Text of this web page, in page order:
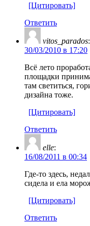
[Цитировать]
Ответить
vitos_parados:
30/03/2010 в 17:20
Всё лето
площадки
там светиться,
дизайна тоже.
[Цитировать]
Ответить
elle:
16/08/2011 в 00:34
Где-то здесь,
сидела и ела
[Цитировать]
Ответить